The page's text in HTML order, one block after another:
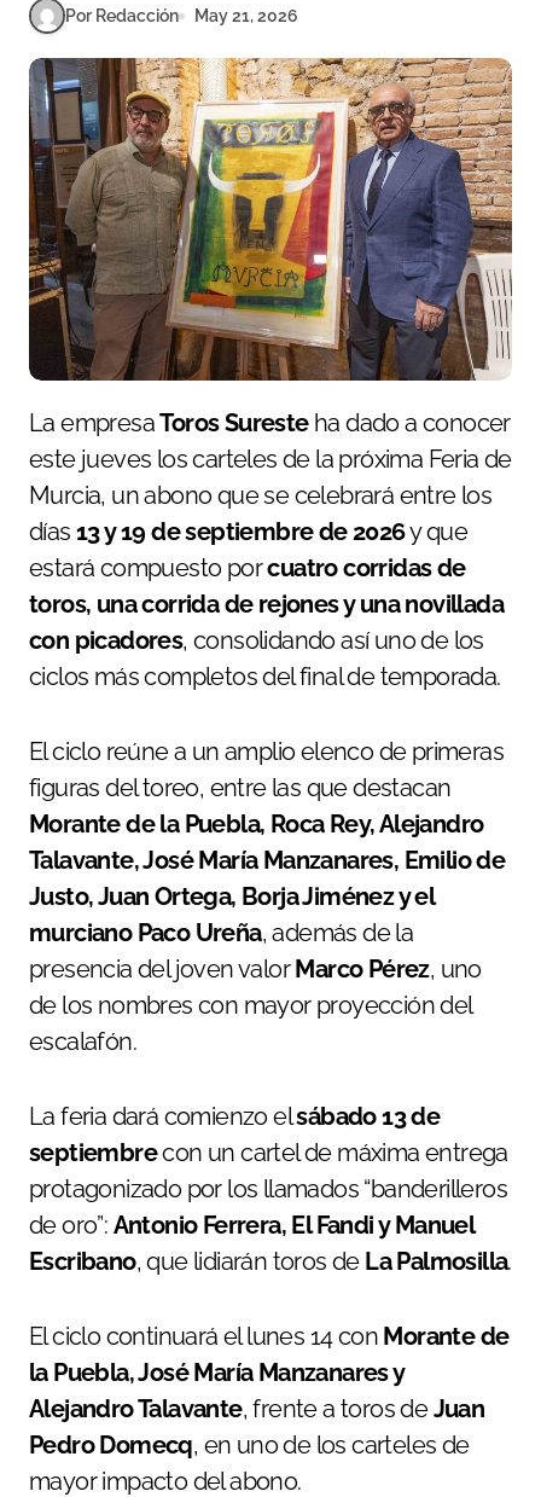
Por Redacción May 21, 2026
La empresaToros Suresteha dado a conocer
este jueves los carteles de la próxima Feria de
Murcia, un abono que se celebrará entre los
días 13 y 19 de septiembre de 2026y que
estará compuesto porcuatro corridas de
toros, una corrida de rejones y una novillada
con picadores, consolidando así uno de los
ciclos más completos del final de temporada.
El ciclo reúne a un amplio elenco de primeras
figuras del toreo, entre las que destacan
Morante de la Puebla, Roca Rey, Alejandro
Talavante, José María Manzanares, Emilio de
Justo, Juan Ortega, Borja Jiménez y el
murciano Paco Ureña, además de la
presencia del joven valorMarco Pérez, uno
de los nombres con mayor proyección del
escalafón.
La feria dará comienzo elsábado 13 de
septiembrecon un cartel de máxima entrega
protagonizado por los llamados “banderilleros
de oro”: Antonio Ferrera, El Fandi y Manuel
Escribano, que lidiarán toros de La Palmosilla.
El ciclo continuará el lunes 14 con Morante de
la Puebla, José María Manzanares y
Alejandro Talavante, frente a toros deJuan
Pedro Domecq, en uno de los carteles de
mayor impacto del abono.